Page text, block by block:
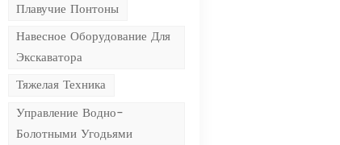
Плавучие Понтоны
Навесное Оборудование Для
Экскаватора
Тяжелая Техника
Управление Водно-
Болотными Угодьями